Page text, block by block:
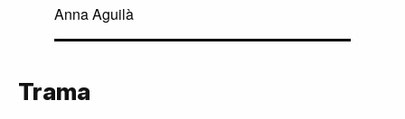
Anna Aguilà
Trama